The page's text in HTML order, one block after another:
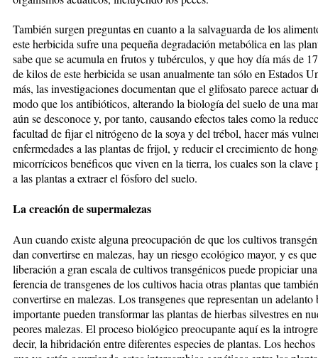
También surgen preguntas en cuan­to a la salvaguarda de los
este herbicida sufre una pequeña degradación metabólica en las
sabe que se acumula en frutos y tubérculos, y que hoy día más de
de kilos de este herbicida se usan anualmente tan sólo en Estados
más, las investigaciones do­cu­mentan que el glifosato parece ac­tuar
modo que los anti­bió­ti­cos, alterando la biología del sue­lo de una
aún se descono­ce y, por tan­to, causando efectos tales como la
facultad de fijar el nitrógeno de la soya y del trébol, hacer más
en­fer­me­da­des a las plan­tas de frijol, y reducir el cre­cimiento de
micorrícicos be­néficos que vi­ven en la tierra, los cua­les son la clave
a las plantas a extraer el fós­foro del suelo.
La creación de supermalezas
Aun cuando existe alguna preocupación de que los cultivos
dan convertirse en malezas, hay un riesgo ecológico mayor, y es
liberación a gran escala de cultivos trans­génicos puede propiciar
ferencia de transgenes de los cultivos hacia otras plantas que
convertirse en malezas. Los trans­genes que representan un
importante pueden trans­for­mar las plantas de hierbas silvestres en
peores malezas. El pro­ce­so biológico preocupante aquí es la
decir, la hibrida­ción en­tre diferentes especies de plan­tas. Los